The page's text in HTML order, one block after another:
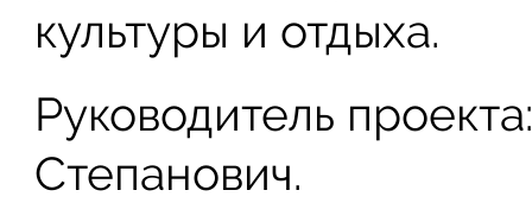
культуры и отдыха.
Руководитель
Степанович.